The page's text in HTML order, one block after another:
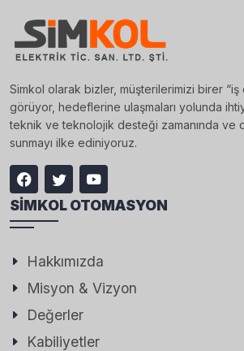
Simkol olarak bizler, müşterilerimizi birer “iş
görüyor, hedeflerine ulaşmaları yolunda
teknik ve teknolojik desteği zamanında ve
sunmayı ilke ediniyoruz.
SIMKOL OTOMASYON
Hakkımızda
Misyon & Vizyon
Değerler
Kabiliyetler